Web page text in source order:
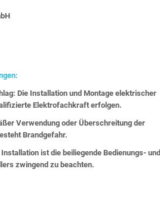
Die Installation und Montage elektrischer
Elektrofachkraft erfolgen.
Verwendung oder Überschreitung der
Brandgefahr.
ist die beiliegende Bedienungs- und
zwingend zu beachten.